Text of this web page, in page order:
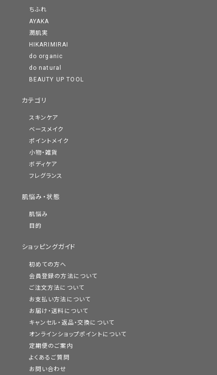
ちふれ
AYAKA
潤肌実
HIKARIMIRAI
do organic
do natural
BEAUTY UP TOOL
カテゴリ
スキンケア
ベースメイク
ポイントメイク
小物・雑貨
ボディケア
フレグランス
肌悩み・状態
肌悩み
目的
ショッピングガイド
初めての方へ
会員登録の方法について
ご注文方法について
お支払い方法について
お届け・送料について
キャンセル・返品・交換について
オンラインショップポイントについて
定期便のご案内
よくあるご質問
お問い合わせ